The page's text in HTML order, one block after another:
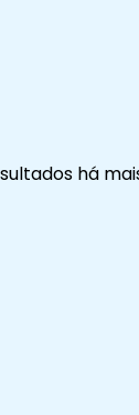
há